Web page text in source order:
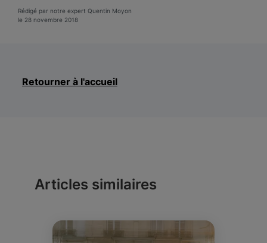
Rédigé par notre expert Quentin Moyon
le 28 novembre 2018
Retourner à l'accueil
Articles similaires